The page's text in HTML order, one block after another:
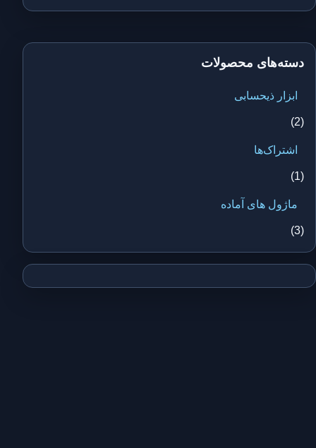
دسته‌های محصولات
ابزار ذیحسابی
(2)
اشتراک‌ها
(1)
ماژول های آماده
(3)